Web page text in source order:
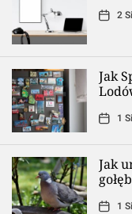
2
Jak
1
Jak
1